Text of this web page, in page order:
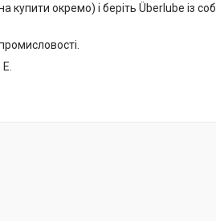
окремо) і беріть Überlube із